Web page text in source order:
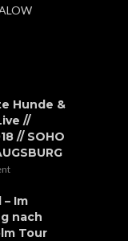
Hunde &
//
// SOHO
– Im
nach
Tour